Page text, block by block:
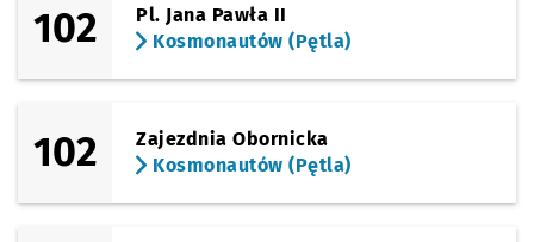
102
Pl. Jana Pawła II
Kosmonautów (Pętla)
102
Zajezdnia Obornicka
Kosmonautów (Pętla)